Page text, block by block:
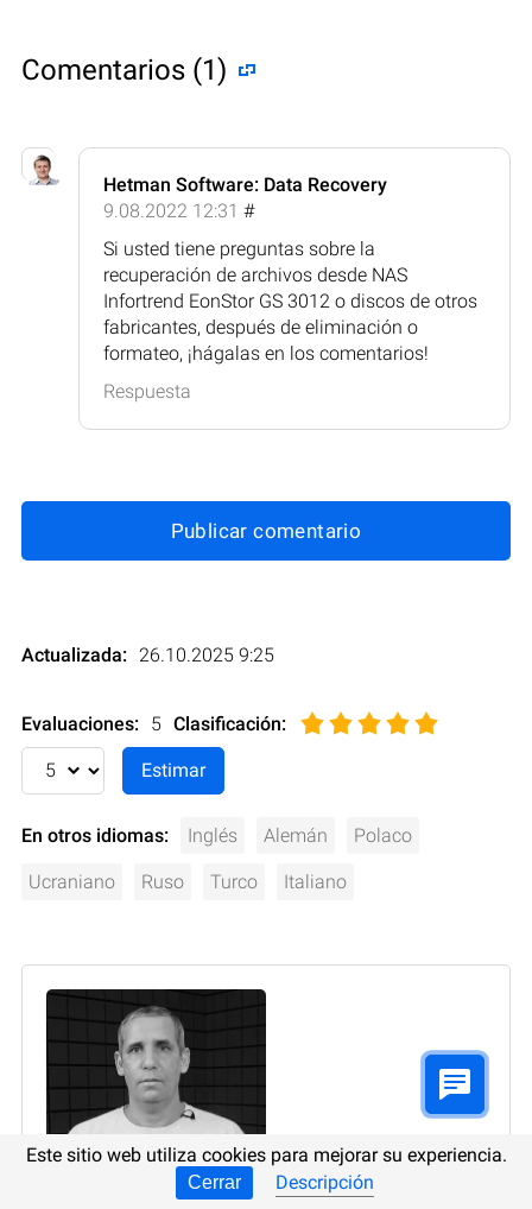
Comentarios (1)
Hetman Software: Data Recovery
9.08.2022 12:31 #
Si usted tiene preguntas sobre la
recuperación de archivos desde NAS
Infortrend EonStor GS 3012 o discos de otros
fabricantes, después de eliminación o
formateo, ¡hágalas en los comentarios!
Respuesta
Publicar comentario
Actualizada: 26.10.2025 9:25
Evaluaciones: 5 Clasificación:
En otros idiomas: Inglés Alemán Polaco
Ucraniano Ruso Turco Italiano
Este sitio web utiliza cookies para mejorar su experiencia.
Cerrar Descripción